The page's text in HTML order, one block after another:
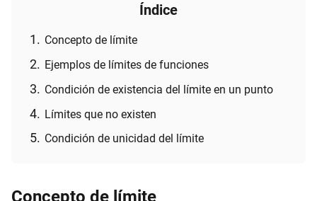
Índice
Concepto de límite
Ejemplos de límites de funciones
Condición de existencia del límite en un punto
Límites que no existen
Condición de unicidad del límite
Concepto de límite